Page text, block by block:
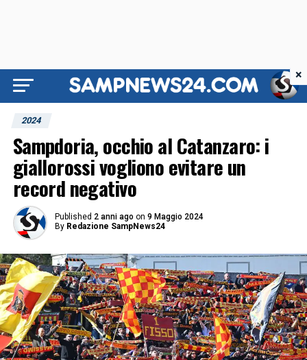
2024
Sampdoria, occhio al Catanzaro: i
giallorossi vogliono evitare un
record negativo
Published 2 anni ago on 9 Maggio 2024
By Redazione SampNews24
×